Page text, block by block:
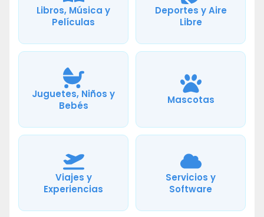
Libros, Música y
Películas
Deportes y Aire
Libre
Juguetes, Niños y
Bebés
Mascotas
Viajes y
Experiencias
Servicios y
Software